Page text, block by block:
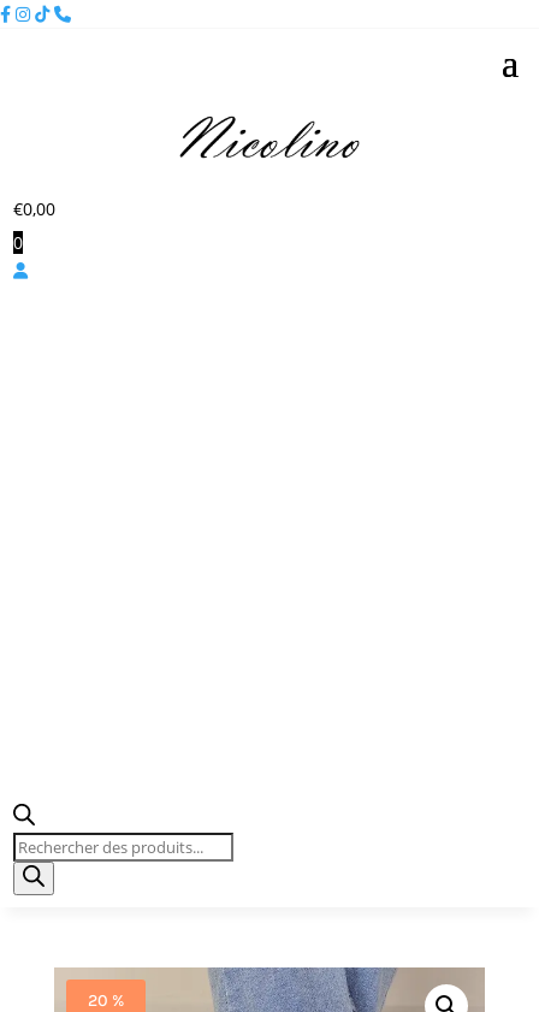
€0,00
0
Recherche
de
produits
20 %